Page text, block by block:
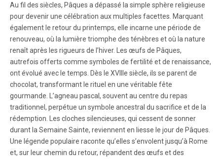
Au fil des siècles, Pâques a dépassé la simple sphère religieuse
pour devenir une célébration aux multiples facettes. Marquant
également le retour du printemps, elle incarne une période de
renouveau, où la lumière triomphe des ténèbres et où la nature
renaît après les rigueurs de l’hiver. Les œufs de Pâques,
autrefois offerts comme symboles de fertilité et de renaissance,
ont évolué avec le temps. Dès le XVIIIe siècle, ils se parent de
chocolat, transformant le rituel en une véritable fête
gourmande. L’agneau pascal, souvent au centre du repas
traditionnel, perpétue un symbole ancestral du sacrifice et de la
rédemption. Les cloches silencieuses, qui cessent de sonner
durant la Semaine Sainte, reviennent en liesse le jour de Pâques.
Une légende populaire raconte qu’elles s’envolent jusqu’à Rome
et, sur leur chemin du retour, répandent des œufs et des